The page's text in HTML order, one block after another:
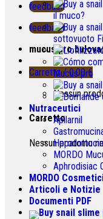
feedback
feedback
Carretto /0.00€
Nessun
Carretto
Nessun prodotto
il muco?
sottovuoto
Mucus pro
Nutraceutici
Apilarnil
MORDO
Aphrodisiac
MORDO
Articoli e Notizie
Documenti PDF